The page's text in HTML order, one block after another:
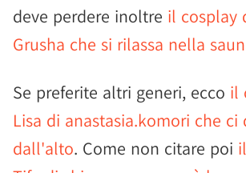
deve perdere inoltre il cosplay
Grusha che si rilassa nella
Se preferite altri generi, ecco il
Lisa di anastasia.komori che ci
dall'alto. Come non citare poi